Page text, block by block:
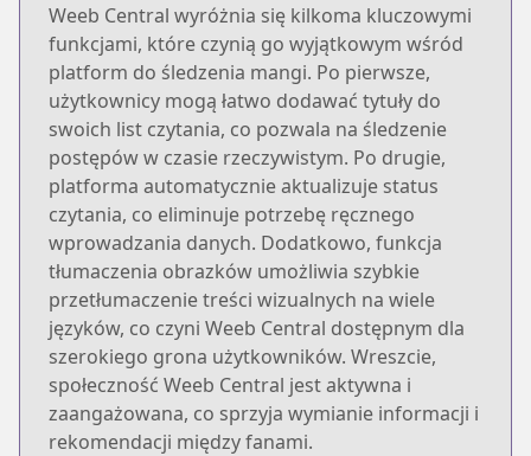
Weeb Central wyróżnia się kilkoma kluczowymi
funkcjami, które czynią go wyjątkowym wśród
platform do śledzenia mangi. Po pierwsze,
użytkownicy mogą łatwo dodawać tytuły do
swoich list czytania, co pozwala na śledzenie
postępów w czasie rzeczywistym. Po drugie,
platforma automatycznie aktualizuje status
czytania, co eliminuje potrzebę ręcznego
wprowadzania danych. Dodatkowo, funkcja
tłumaczenia obrazków umożliwia szybkie
przetłumaczenie treści wizualnych na wiele
języków, co czyni Weeb Central dostępnym dla
szerokiego grona użytkowników. Wreszcie,
społeczność Weeb Central jest aktywna i
zaangażowana, co sprzyja wymianie informacji i
rekomendacji między fanami.